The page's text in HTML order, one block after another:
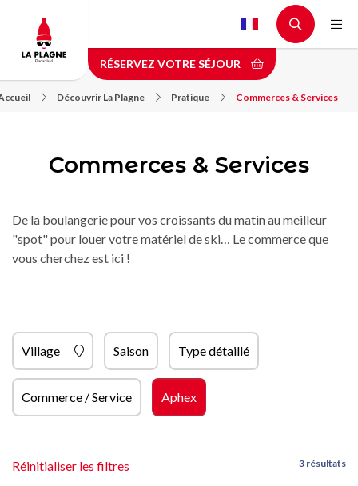
contenu
principal
RÉSERVEZ VOTRE SÉJOUR
Découvrir La Plagne Pratique Commerces & Services
Commerces & Services
De la boulangerie pour vos croissants du matin au meilleur
"spot" pour louer votre matériel de ski… Le commerce que
vous cherchez est ici !
Village Saison Type détaillé
Commerce / Service Aphex
Réinitialiser les filtres 3 résultats